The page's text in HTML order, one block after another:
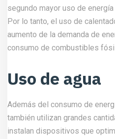
segundo mayor uso de
Por lo tanto, el uso de
aumento de la demanda de
consumo de combustibles
Uso de agua
Además del consumo de
también utilizan grandes
instalan dispositivos que